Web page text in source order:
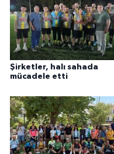
Şirketler, halı sahada
mücadele etti